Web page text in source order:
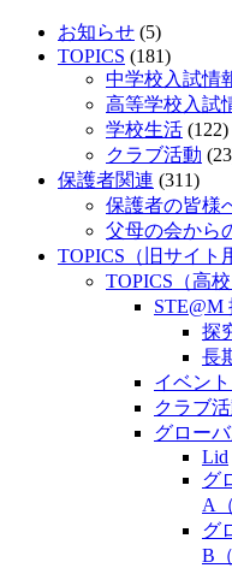
お知らせ (5)
TOPICS (181)
中学校入試情
高等学校入試
学校生活 (122)
クラブ活動
保護者関連 (311)
保護者の皆様
父母の会から
TOPICS（旧サイト
TOPICS（高校
STE@M
探
長
イベン
クラブ活
グロー
Lid
グ
A
グ
B